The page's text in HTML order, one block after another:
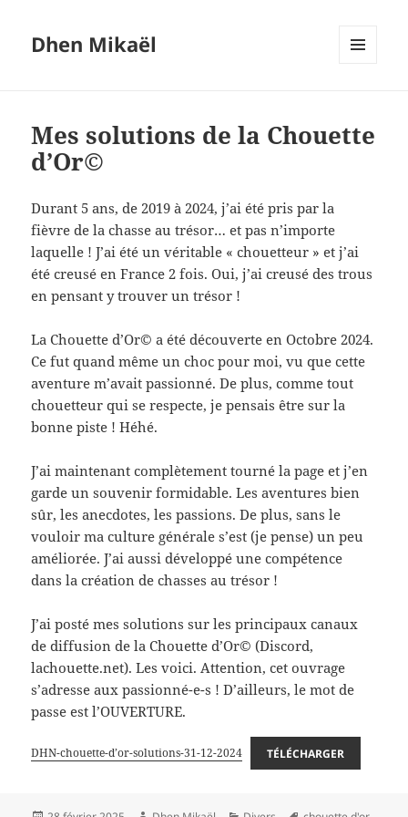
Dhen Mikaël
Mes solutions de la Chouette
d’Or©
Durant 5 ans, de 2019 à 2024, j’ai été pris par la
fièvre de la chasse au trésor… et pas n’importe
laquelle ! J’ai été un véritable « chouetteur » et j’ai
été creusé en France 2 fois. Oui, j’ai creusé des trous
en pensant y trouver un trésor !
La Chouette d’Or© a été découverte en Octobre 2024.
Ce fut quand même un choc pour moi, vu que cette
aventure m’avait passionné. De plus, comme tout
chouetteur qui se respecte, je pensais être sur la
bonne piste ! Héhé.
J’ai maintenant complètement tourné la page et j’en
garde un souvenir formidable. Les aventures bien
sûr, les anecdotes, les passions. De plus, sans le
vouloir ma culture générale s’est (je pense) un peu
améliorée. J’ai aussi développé une compétence
dans la création de chasses au trésor !
J’ai posté mes solutions sur les principaux canaux
de diffusion de la Chouette d’Or© (Discord,
lachouette.net). Les voici. Attention, cet ouvrage
s’adresse aux passionné-e-s ! D’ailleurs, le mot de
passe est l’OUVERTURE.
DHN-chouette-d’or-solutions-31-12-2024 TÉLÉCHARGER